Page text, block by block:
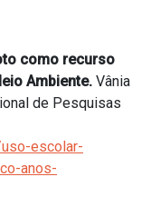
como recurso
Ambiente. Vânia
de Pesquisas
escolar-
anos-